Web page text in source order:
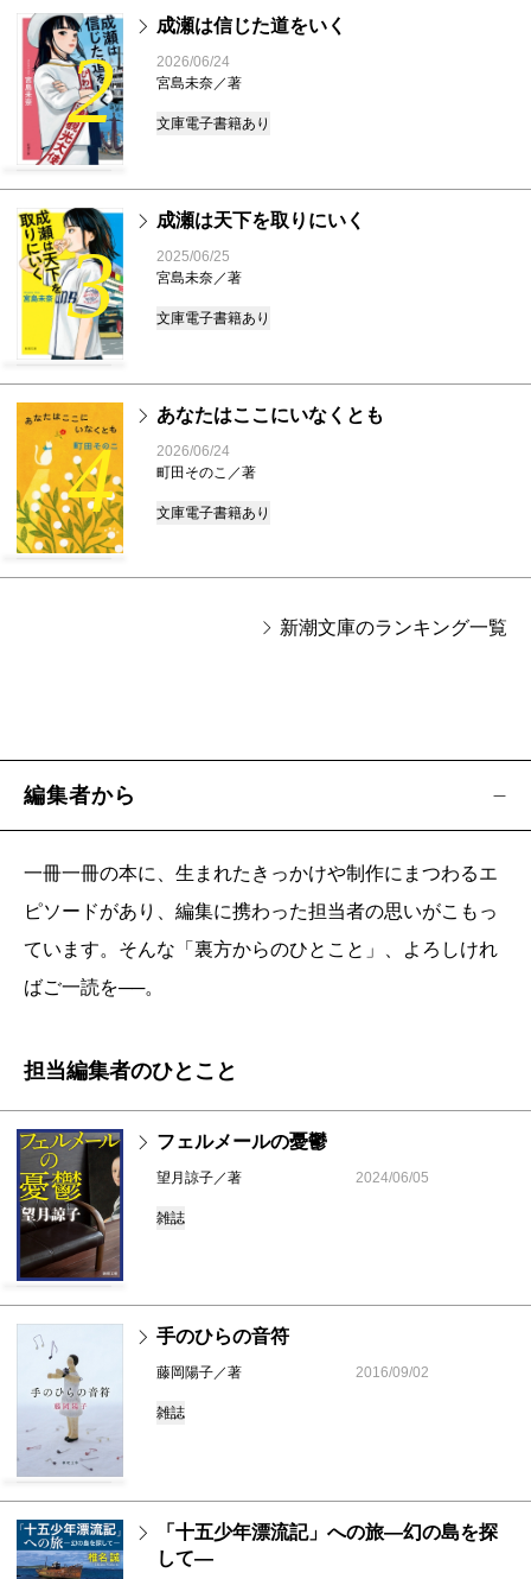
2
成瀬は信じた道をいく
2026/06/24
宮島未奈／著
文庫電子書籍あり
3
成瀬は天下を取りにいく
2025/06/25
宮島未奈／著
文庫電子書籍あり
4
あなたはここにいなくとも
2026/06/24
町田そのこ／著
文庫電子書籍あり
新潮文庫のランキング一覧
編集者から
一冊一冊の本に、生まれたきっかけや制作にまつわるエ
ピソードがあり、編集に携わった担当者の思いがこもっ
ています。そんな「裏方からのひとこと」、よろしけれ
ばご一読を──。
担当編集者のひとこと
フェルメールの憂鬱
望月諒子／著 2024/06/05
雑誌
手のひらの音符
藤岡陽子／著 2016/09/02
雑誌
「十五少年漂流記」への旅―幻の島を探
して―